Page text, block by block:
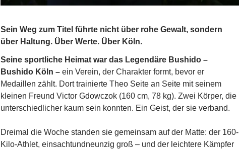
Sein Weg zum Titel führte nicht über rohe Gewalt, sondern
über Haltung. Über Werte. Über Köln.
Seine sportliche Heimat war das Legendäre Bushido –
Bushido Köln – ein Verein, der Charakter formt, bevor er
Medaillen zählt. Dort trainierte Theo Seite an Seite mit seinem
kleinen Freund Victor Gdowczok (160 cm, 78 kg). Zwei Körper, die
unterschiedlicher kaum sein konnten. Ein Geist, der sie verband.
Dreimal die Woche standen sie gemeinsam auf der Matte: der 160-
Kilo-Athlet, einsachtundneunzig groß – und der leichtere Kämpfer